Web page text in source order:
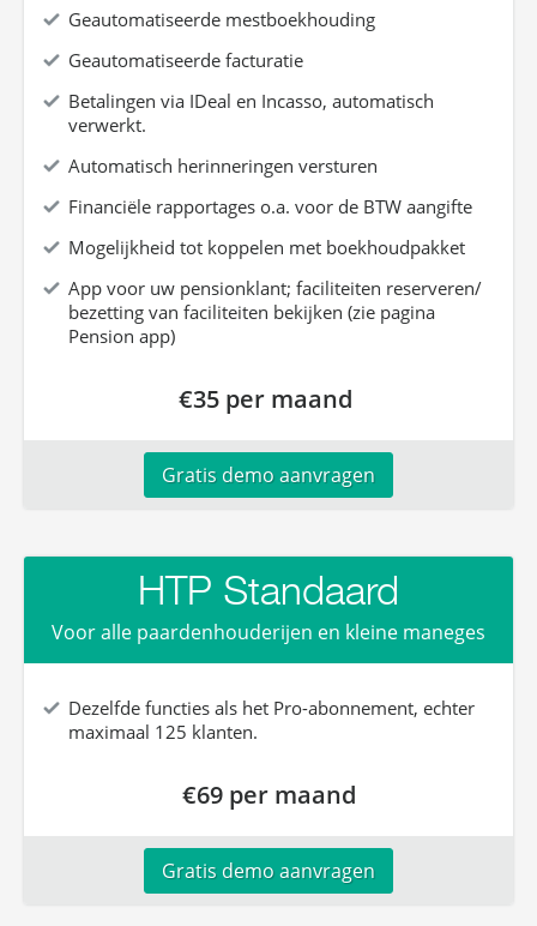
Geautomatiseerde mestboekhouding
Geautomatiseerde facturatie
Betalingen via IDeal en Incasso, automatisch
verwerkt.
Automatisch herinneringen versturen
Financiële rapportages o.a. voor de BTW aangifte
Mogelijkheid tot koppelen met boekhoudpakket
App voor uw pensionklant; faciliteiten reserveren/
bezetting van faciliteiten bekijken (zie pagina
Pension app)
€35 per maand
Gratis demo aanvragen
HTP Standaard
Voor alle paardenhouderijen en kleine maneges
Dezelfde functies als het Pro-abonnement, echter
maximaal 125 klanten.
€69 per maand
Gratis demo aanvragen